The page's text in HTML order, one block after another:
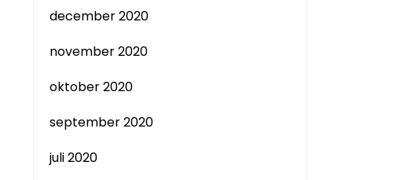
december 2020
november 2020
oktober 2020
september 2020
juli 2020